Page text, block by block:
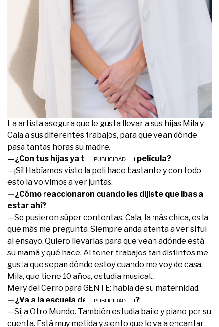
La artista asegura que le gusta llevar a sus hijas Mila y
Cala a sus diferentes trabajos, para que vean dónde
pasa tantas horas su madre.
—¿Con tus hijas ya tenían vista la película?
—¡Sí! Habíamos visto la peli hace bastante y con todo
esto la volvimos a ver juntas.
—¿Cómo reaccionaron cuando les dijiste que ibas a
estar ahí?
—Se pusieron súper contentas. Cala, la más chica, es la
que más me pregunta. Siempre anda atenta a ver si fui
al ensayo. Quiero llevarlas para que vean adónde está
su mamá y qué hace. Al tener trabajos tan distintos me
gusta que sepan dónde estoy cuando me voy de casa.
Mila, que tiene 10 años, estudia musical...
Mery del Cerro para GENTE: habla de su maternidad.
—¿Va a la escuela de Cris Morena?
—Sí, aOtro Mundo. También estudia baile y piano por su
cuenta. Está muy metida y siento que le va a encantar